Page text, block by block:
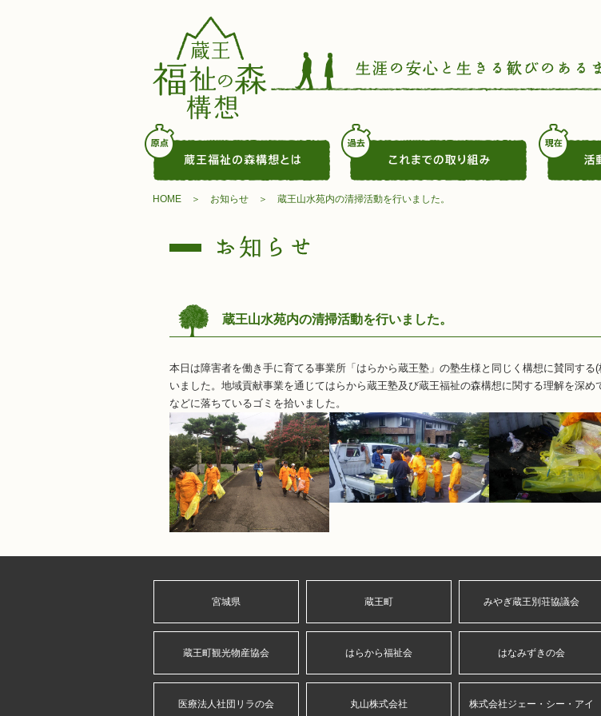
HOME お知らせ 蔵王山水苑内の清掃活動を行いました。
蔵王山水苑内の清掃活動を行いました。
本日は障害者を働き手に育てる事業所「はらから蔵王塾」の塾生様と同じく構想に賛同す
いました。地域貢献事業を通じてはらから蔵王塾及び蔵王福祉の森構想に関する理解を深
などに落ちているゴミを拾いました。
宮城県 蔵王町 みやぎ蔵王別荘協議会
蔵王町観光物産協会 はらから福祉会 はなみずきの会
医療法人社団リラの会 丸山株式会社 株式会社ジェー・シー・アイ